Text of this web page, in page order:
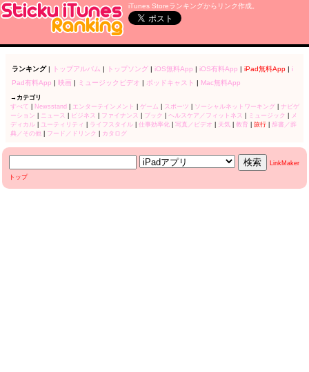
iTunes Storeランキングからリンク作成。
ランキング| トップアルバム | トップソング| iOS無料App | iOS有料App | iPad無料App| i
Pad有料App | 映画| ミュージックビデオ | ポッドキャスト | Mac無料App
→カテゴリ
すべて
Newsstand エンターテインメント ゲーム スポーツ ソーシャルネットワーキング| ナビゲ
ーション
ニュース ビジネス ファイナンス ブック ヘルスケア／フィットネス ミュージック
メ
ディカル| ユーティリティ ライフスタイル| 仕事効率化 写真／ビデオ 天気| 教育| 旅行| 辞書／辞
典／その他
フード／ドリンク カタログ
LinkMaker
トップ